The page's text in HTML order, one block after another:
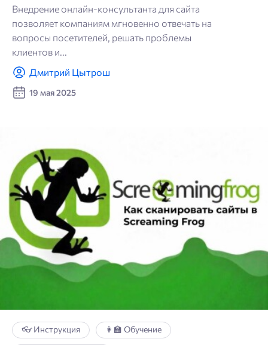
Внедрение онлайн-консультанта для сайта
позволяет компаниям мгновенно отвечать на
вопросы посетителей, решать проблемы
клиентов и...
Дмитрий Цытрош
19 мая 2025
👓 Инструкция 👩‍🏫 Обучение